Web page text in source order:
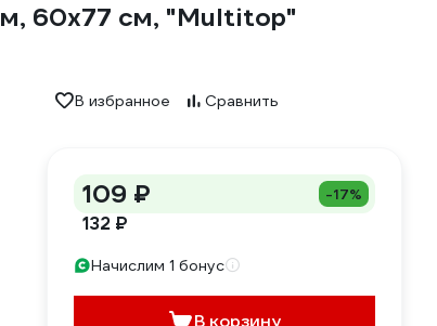
60x77 см, "Multitop"
В избранное Сравнить
109 ₽ -17%
132 ₽
Начислим 1 бонус
В корзину